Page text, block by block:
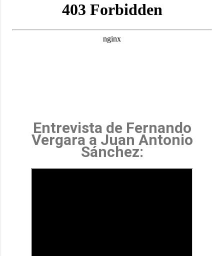
Entrevista de Fernando
Vergara a Juan Antonio
Sánchez: